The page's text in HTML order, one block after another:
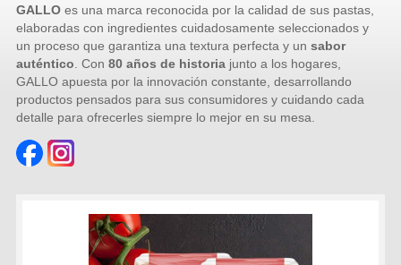
GALLO es una marca reconocida por la calidad de sus pastas,
elaboradas con ingredientes cuidadosamente seleccionados y
un proceso que garantiza una textura perfecta y unsabor
auténtico. Con80 años de historia junto a los hogares,
GALLO apuesta por la innovación constante, desarrollando
productos pensados para sus consumidores y cuidando cada
detalle para ofrecerles siempre lo mejor en su mesa.